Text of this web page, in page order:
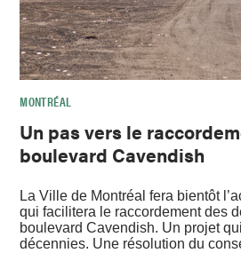
MONTRÉAL
Un pas vers le
boulevard Cavendish
La Ville de Montréal fera bientôt
qui facilitera le raccordement des
boulevard Cavendish. Un projet
décennies. Une résolution du